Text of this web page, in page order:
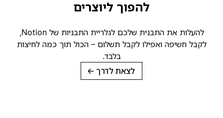
להפוך ליוצרים
להעלות את התבנית שלכם לגלריית התבניות של Notion,
לקבל חשיפה ואפילו לקבל תשלום – הכול תוך כמה לחיצות
בלבד.
לצאת לדרך→